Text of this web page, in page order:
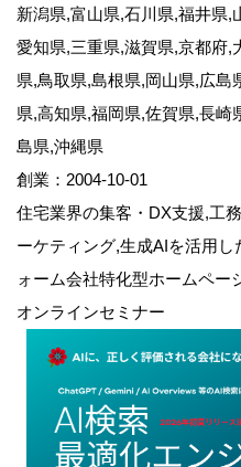
新潟県,富山県,石川県,福井県,
愛知県,三重県,滋賀県,京都府,
県,鳥取県,島根県,岡山県,広島
県,高知県,福岡県,佐賀県,長崎
島県,沖縄県
創業：2004-10-01
住宅業界の集客・DX支援,工
ーケティング,生成AIを活用
ォーム会社特化型ホームペー
オンラインセミナー